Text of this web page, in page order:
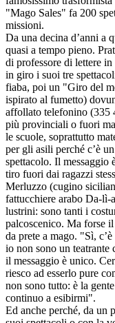
"Mago Sales" fa 200
missioni.
Da una decina d’anni a
quasi a tempo pieno.
di professore di lettere
in giro i suoi tre
fiaba, poi un "Giro del
ispirato al fumetto)
affollato telefonino (335
più provinciali o fuori
le scuole, soprattutto
per gli asili perché c’è
spettacolo. Il messaggio
tiro fuori dai ragazzi
Merluzzo (cugino
fattucchiere arabo Da-lì-
lustrini: sono tanti i
palcoscenico. Ma forse
da prete a mago. "Sì,
io non sono un teatrante
il messaggio è unico.
riesco ad esserlo pure
non sono tutto: è la
continuo a esibirmi".
Ed anche perché, da un